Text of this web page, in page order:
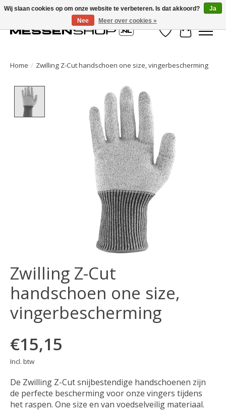
Verlanglijst
Home / Zwilling Z-Cut handschoen one size, vingerbescherming
Product image slideshow Items
Zwilling Z-Cut
handschoen one size,
vingerbescherming
€15,15
Incl. btw
De Zwilling Z-Cut snijbestendige handschoenen zijn
de perfecte bescherming voor onze vingers tijdens
het raspen. One size en van voedselveilig materiaal.
Wij slaan cookies op om onze website te verbeteren. Is dat akkoord?
Ja
Nee
Meer over cookies »